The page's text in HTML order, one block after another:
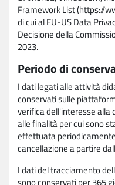
Framework List (https://
di cui al EU-US Data
Decisione della
2023.
Periodo di
I dati legati alle attività
conservati sulle
verifica dell'interesse alla
alle finalità per cui sono
effettuata
cancellazione a partire
I dati del tracciamento
sono conservati per 365